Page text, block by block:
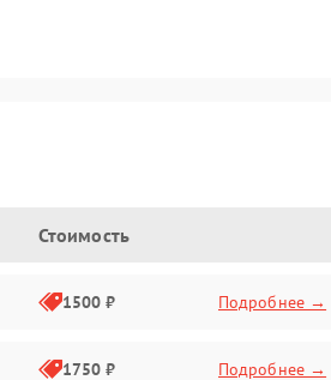
Стоимость
1500 ₽ Подробнее →
1750 ₽ Подробнее →